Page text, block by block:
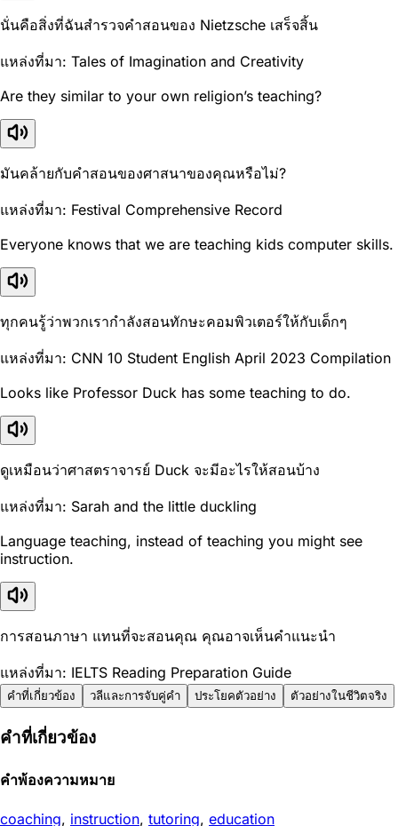
นั่นคือสิ่งที่ฉันสำรวจคำสอนของ Nietzsche เสร็จสิ้น
แหล่งที่มา: Tales of Imagination and Creativity
Are they similar to your own religion’s teaching?
มันคล้ายกับคำสอนของศาสนาของคุณหรือไม่?
แหล่งที่มา: Festival Comprehensive Record
Everyone knows that we are teaching kids computer skills.
ทุกคนรู้ว่าพวกเรากำลังสอนทักษะคอมพิวเตอร์ให้กับเด็กๆ
แหล่งที่มา: CNN 10 Student English April 2023 Compilation
Looks like Professor Duck has some teaching to do.
ดูเหมือนว่าศาสตราจารย์ Duck จะมีอะไรให้สอนบ้าง
แหล่งที่มา: Sarah and the little duckling
Language teaching, instead of teaching you might see
instruction.
การสอนภาษา แทนที่จะสอนคุณ คุณอาจเห็นคำแนะนำ
แหล่งที่มา: IELTS Reading Preparation Guide
คำที่เกี่ยวข้อง วลีและการจับคู่คำ ประโยคตัวอย่าง ตัวอย่างในชีวิตจริง
คำที่เกี่ยวข้อง
คำพ้องความหมาย
coaching, instruction, tutoring, education